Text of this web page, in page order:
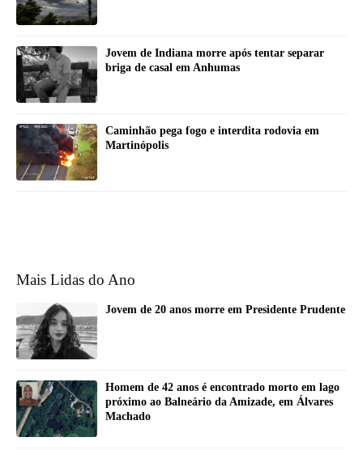
Jovem de Indiana morre após tentar separar
briga de casal em Anhumas
Caminhão pega fogo e interdita rodovia em
Martinópolis
Mais Lidas do Ano
Jovem de 20 anos morre em Presidente Prudente
Homem de 42 anos é encontrado morto em lago
próximo ao Balneário da Amizade, em Álvares
Machado